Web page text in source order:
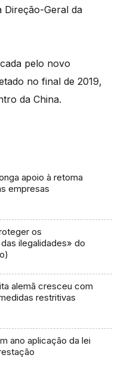
Direção-Geral da
pelo novo
no final de 2019,
da China.
apoio à retoma
empresas
os
ilegalidades» do
alemã cresceu com
restritivas
ano aplicação da lei